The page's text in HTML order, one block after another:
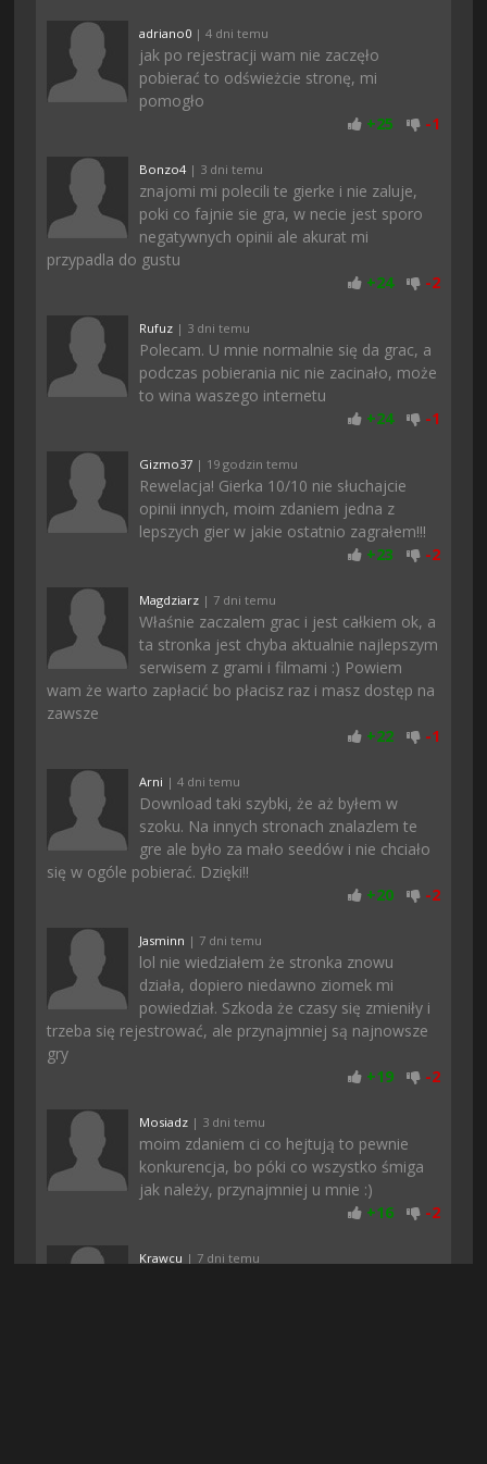
adriano0 | 4 dni temu
jak po rejestracji wam nie zaczęło
pobierać to odświeżcie stronę, mi
pomogło
+25 -1
Bonzo4| 3 dni temu
znajomi mi polecili te gierke i nie zaluje,
poki co fajnie sie gra, w necie jest sporo
negatywnych opinii ale akurat mi
przypadla do gustu
+24 -2
Rufuz | 3 dni temu
Polecam. U mnie normalnie się da grac, a
podczas pobierania nic nie zacinało, może
to wina waszego internetu
+24 -1
Gizmo37 | 19 godzin temu
Rewelacja! Gierka 10/10 nie słuchajcie
opinii innych, moim zdaniem jedna z
lepszych gier w jakie ostatnio zagrałem!!!
+23 -2
Magdziarz | 7 dni temu
Właśnie zaczalem grac i jest całkiem ok, a
ta stronka jest chyba aktualnie najlepszym
serwisem z grami i filmami :) Powiem
wam że warto zapłacić bo płacisz raz i masz dostęp na
zawsze
+22 -1
Arni | 4 dni temu
Download taki szybki, że aż byłem w
szoku. Na innych stronach znalazlem te
gre ale było za mało seedów i nie chciało
się w ogóle pobierać. Dzięki!!
+20 -2
Jasminn | 7 dni temu
lol nie wiedziałem że stronka znowu
działa, dopiero niedawno ziomek mi
powiedział. Szkoda że czasy się zmieniły i
trzeba się rejestrować, ale przynajmniej są najnowsze
gry
+19 -2
Mosiadz | 3 dni temu
moim zdaniem ci co hejtują to pewnie
konkurencja, bo póki co wszystko śmiga
jak należy, przynajmniej u mnie :)
+16 -2
Krawcu | 7 dni temu